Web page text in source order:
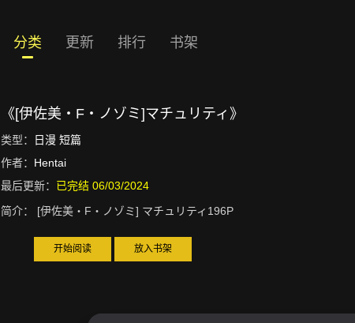
分类 更新 排行 书架
《[伊佐美・F・ノゾミ]マチュリティ》
类型： 日漫 短篇
作者： Hentai
最后更新： 已完结 06/03/2024
简介：
[伊佐美・F・ノゾミ] マチュリティ196P
开始阅读 放入书架